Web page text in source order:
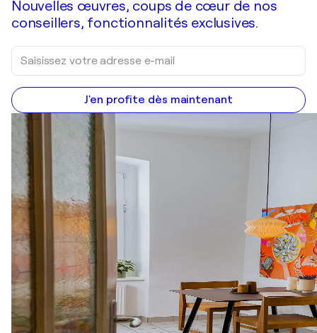
Nouvelles œuvres, coups de cœur de nos
conseillers, fonctionnalités exclusives.
J'en profite dès maintenant